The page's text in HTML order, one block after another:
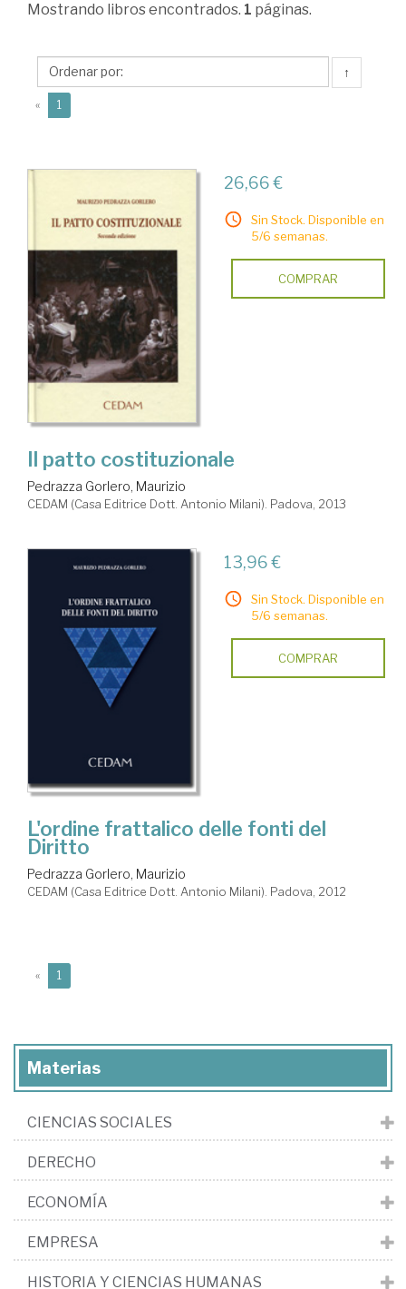
Pedrazza
Maurizio
Mostrando libros encontrados. 1 páginas.
↑
« 1
26,66 €
Sin Stock. Disponible en
5/6 semanas.
COMPRAR
Il patto costituzionale
Pedrazza Gorlero, Maurizio
CEDAM (Casa Editrice Dott. Antonio Milani). Padova, 2013
13,96 €
Sin Stock. Disponible en
5/6 semanas.
COMPRAR
L'ordine frattalico delle fonti del
Diritto
Pedrazza Gorlero, Maurizio
CEDAM (Casa Editrice Dott. Antonio Milani). Padova, 2012
« 1
Materias
CIENCIAS SOCIALES
DERECHO
ECONOMÍA
EMPRESA
HISTORIA Y CIENCIAS HUMANAS